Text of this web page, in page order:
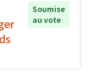
Soumise
au vote